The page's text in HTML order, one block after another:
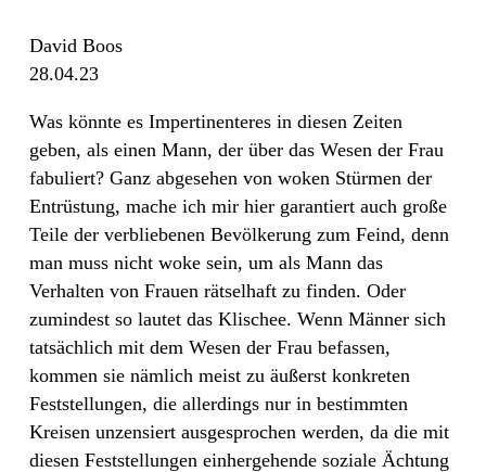
David Boos
28.04.23
Was könnte es Impertinenteres in diesen Zeiten
geben, als einen Mann, der über das Wesen der Frau
fabuliert? Ganz abgesehen von woken Stürmen der
Entrüstung, mache ich mir hier garantiert auch große
Teile der verbliebenen Bevölkerung zum Feind, denn
man muss nicht woke sein, um als Mann das
Verhalten von Frauen rätselhaft zu finden. Oder
zumindest so lautet das Klischee. Wenn Männer sich
tatsächlich mit dem Wesen der Frau befassen,
kommen sie nämlich meist zu äußerst konkreten
Feststellungen, die allerdings nur in bestimmten
Kreisen unzensiert ausgesprochen werden, da die mit
diesen Feststellungen einhergehende soziale Ächtung